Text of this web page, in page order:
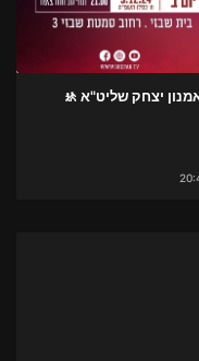
יצחק שליט"א 🚸